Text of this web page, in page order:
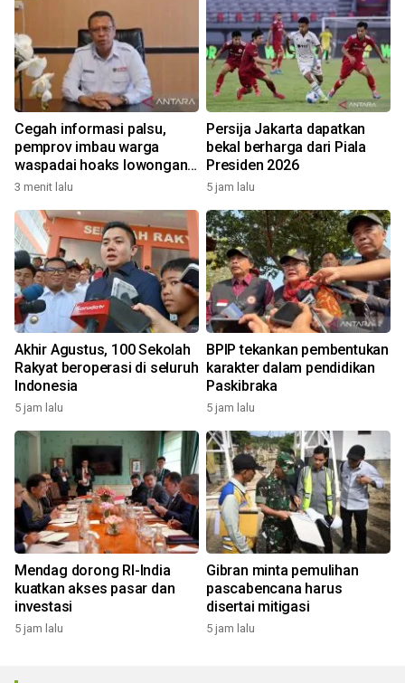
Cegah informasi palsu,
pemprov imbau warga
waspadai hoaks lowongan
kerja Blok Masela
3 menit lalu
Persija Jakarta dapatkan
bekal berharga dari Piala
Presiden 2026
5 jam lalu
Akhir Agustus, 100 Sekolah
Rakyat beroperasi di seluruh
Indonesia
5 jam lalu
BPIP tekankan pembentukan
karakter dalam pendidikan
Paskibraka
5 jam lalu
Mendag dorong RI-India
kuatkan akses pasar dan
investasi
5 jam lalu
Gibran minta pemulihan
pascabencana harus
disertai mitigasi
5 jam lalu